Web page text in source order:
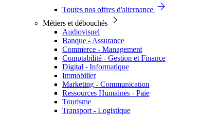
Toutes nos offres d'alternance
Métiers et débouchés
Audiovisuel
Banque - Assurance
Commerce - Management
Comptabilité - Gestion et Finance
Digital - Informatique
Immobilier
Marketing - Communication
Ressources Humaines - Paie
Tourisme
Transport - Logistique